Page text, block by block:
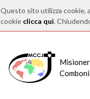
Questo sito utilizza cookie,
cookie clicca qui.